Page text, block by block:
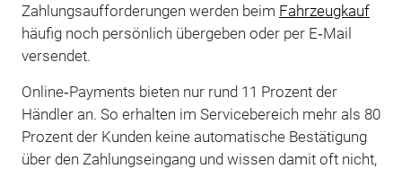
Zahlungsaufforderungen werden beim Fahrzeugkauf
häufig noch persönlich übergeben oder per E‑Mail
versendet.
Online‑Payments bieten nur rund 11 Prozent der
Händler an. So erhalten im Servicebereich mehr als 80
Prozent der Kunden keine automatische Bestätigung
über den Zahlungseingang und wissen damit oft nicht,